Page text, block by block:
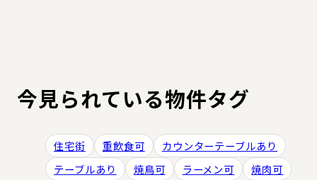
今見られている物件タグ
住宅街 重飲食可
カウンターテーブルあり
テーブルあり
焼鳥可 ラーメン可
焼肉可